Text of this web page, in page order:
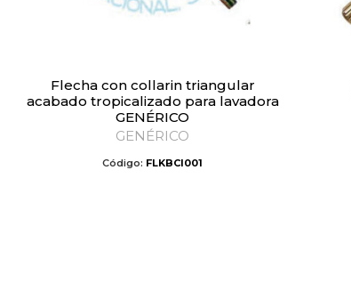
Flecha con collarin triangular
acabado tropicalizado para lavadora
GENÉRICO
GENÉRICO
Código: FLKBCI001